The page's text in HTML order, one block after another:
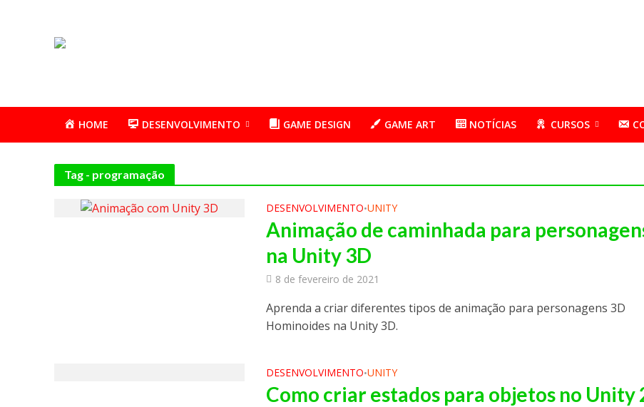
HOME DESENVOLVIMENTO GAME DESIGN GAME ART NOTÍCIAS CURSOS
Tag - programação
DESENVOLVIMENTO•UNITY
Animação de caminhada para
na Unity 3D
8 de fevereiro de 2021
Aprenda a criar diferentes tipos de animação para personagens 3D
Hominoides na Unity 3D.
DESENVOLVIMENTO•UNITY
Como criar estados para objetos no Unity